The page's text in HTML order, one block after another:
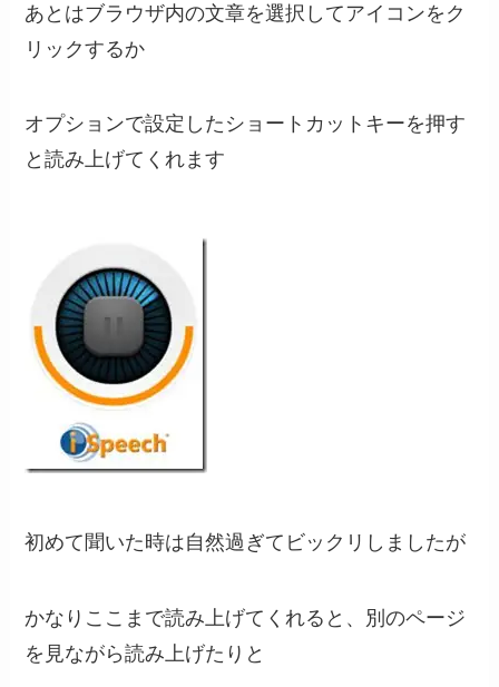
あとはブラウザ内の文章を選択してアイコンをク
リックするか
オプションで設定したショートカットキーを押す
と読み上げてくれます
初めて聞いた時は自然過ぎてビックリしましたが
かなりここまで読み上げてくれると、別のページ
を見ながら読み上げたりと